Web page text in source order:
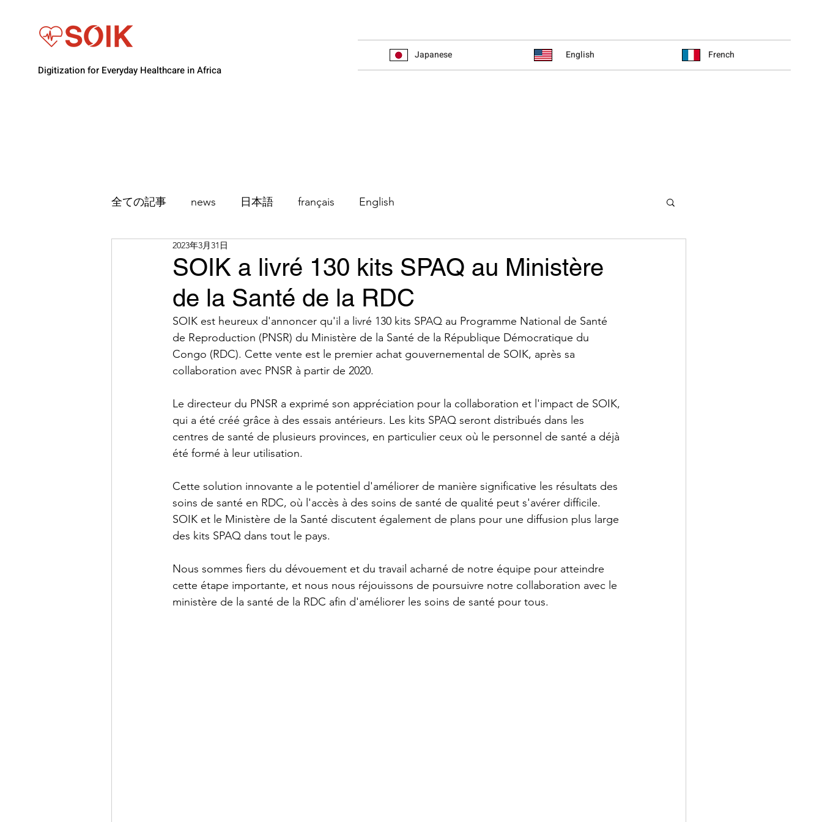
Digitization for Everyday Healthcare in Africa
Japanese English French
全ての記事 news 日本語 français English
SOIK a livré 130 kits SPAQ au Ministère
de la Santé de la RDC
2023年3月31日
SOIK est heureux d'annoncer qu'il a livré 130 kits SPAQ au Programme National de Santé
de Reproduction (PNSR) du Ministère de la Santé de la République Démocratique du
Congo (RDC). Cette vente est le premier achat gouvernemental de SOIK, après sa
collaboration avec PNSR à partir de 2020.
Le directeur du PNSR a exprimé son appréciation pour la collaboration et l'impact de SOIK,
qui a été créé grâce à des essais antérieurs. Les kits SPAQ seront distribués dans les
centres de santé de plusieurs provinces, en particulier ceux où le personnel de santé a déjà
été formé à leur utilisation.
Cette solution innovante a le potentiel d'améliorer de manière significative les résultats des
soins de santé en RDC, où l'accès à des soins de santé de qualité peut s'avérer difficile.
SOIK et le Ministère de la Santé discutent également de plans pour une diffusion plus large
des kits SPAQ dans tout le pays.
Nous sommes fiers du dévouement et du travail acharné de notre équipe pour atteindre
cette étape importante, et nous nous réjouissons de poursuivre notre collaboration avec le
ministère de la santé de la RDC afin d'améliorer les soins de santé pour tous.